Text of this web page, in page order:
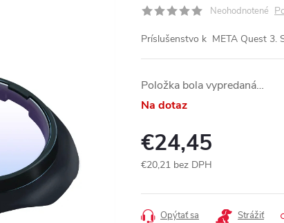
Neohodnotené
Príslušenstvo k META Quest 3.
Položka bola vypredaná…
Na dotaz
€24,45
€20,21 bez DPH
cena:
Opýtať sa Strážiť